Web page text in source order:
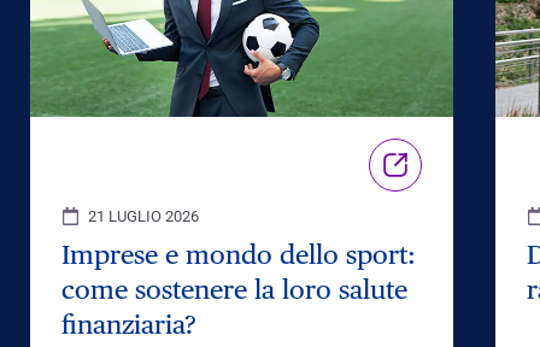
21 LUGLIO 2026
Imprese e mondo dello sport:
come sostenere la loro salute
finanziaria?